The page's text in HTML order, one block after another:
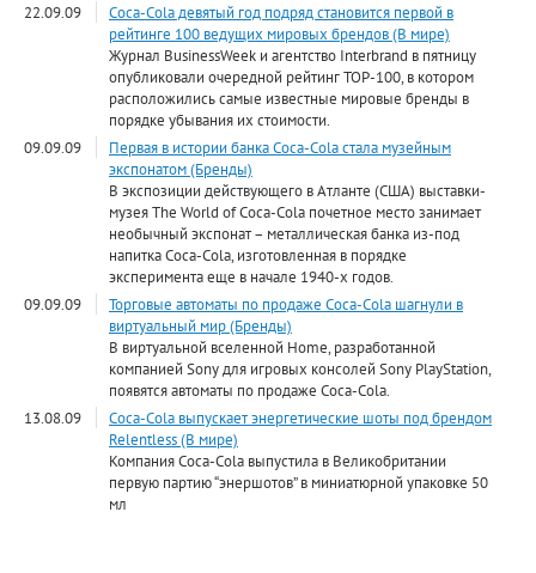
22.09.09
Coca-Cola девятый год подряд становится первой в
рейтинге 100 ведущих мировых брендов (В мире)
Журнал BusinessWeek и агентство Interbrand в пятницу
опубликовали очередной рейтинг ТОР-100, в котором
расположились самые известные мировые бренды в
порядке убывания их стоимости.
09.09.09
Первая в истории банка Coca-Cola стала музейным
экспонатом (Бренды)
В экспозиции действующего в Атланте (США) выставки-
музея The World of Coca-Cola почетное место занимает
необычный экспонат – металлическая банка из-под
напитка Coca-Cola, изготовленная в порядке
эксперимента еще в начале 1940-х годов.
09.09.09
Торговые автоматы по продаже Coca-Cola шагнули в
виртуальный мир (Бренды)
В виртуальной вселенной Home, разработанной
компанией Sony для игровых консолей Sony PlayStation,
появятся автоматы по продаже Coca-Cola.
13.08.09
Coca-Cola выпускает энергетические шоты под брендом
Relentless (В мире)
Компания Coca-Cola выпустила в Великобритании
первую партию “энершотов” в миниатюрной упаковке 50
мл